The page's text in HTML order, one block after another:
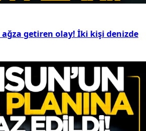
ağza getiren olay! İki kişi denizde